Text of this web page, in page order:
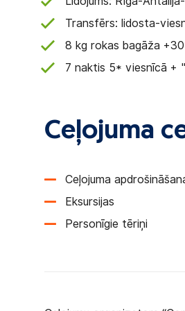
Transfērs: lidosta-
8 kg rokas bagāža
7 naktis 5* viesnīcā +
Ceļojuma
Ceļojuma
Eksursijas
Personīgie tēriņi